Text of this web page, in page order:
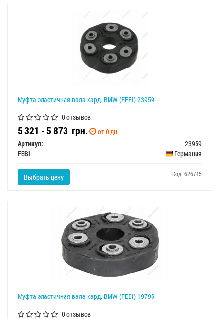
Муфта эластичная вала кард. BMW (FEBI) 23959
0 отзывов
5 321 - 5 873 грн.
от 0 дн.
Артикул:
23959
FEBI
Германия
Выбрать цену Код: 626745
Муфта эластичная вала кард. BMW (FEBI) 19795
0 отзывов